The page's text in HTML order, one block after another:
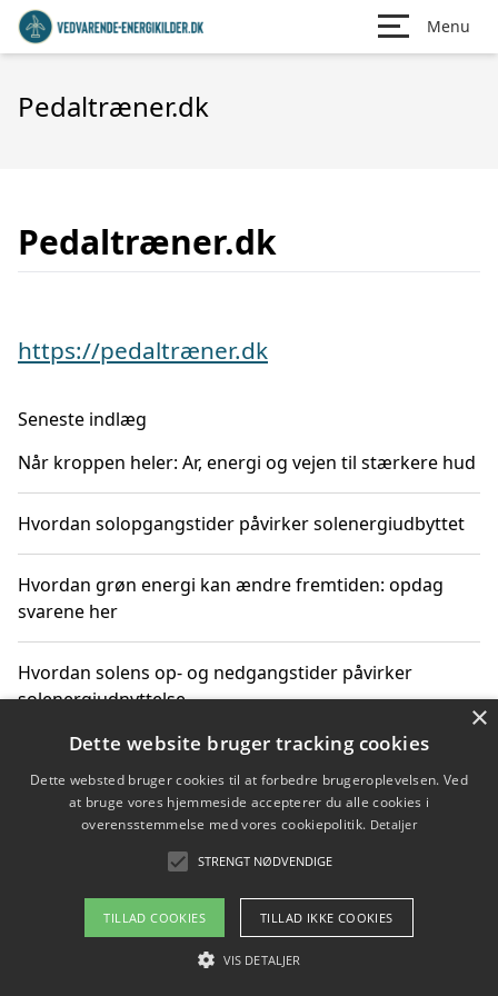
Menu
Pedaltræner.dk
Pedaltræner.dk
https://pedaltræner.dk
Seneste indlæg
Når kroppen heler: Ar, energi og vejen til stærkere hud
Hvordan solopgangstider påvirker solenergiudbyttet
Hvordan grøn energi kan ændre fremtiden: opdag
svarene her
Hvordan solens op- og nedgangstider påvirker
solenergiudnyttelse
Hvordan du får svar på energispørgsmål om
vedvarende energikilder
Om / kontakt
Blog Betingelser
×
Dette website bruger tracking cookies
Dette websted bruger cookies til at forbedre brugeroplevelsen. Ved
at bruge vores hjemmeside accepterer du alle cookies i
overensstemmelse med vores cookiepolitik. Detaljer
STRENGT NØDVENDIGE
TILLAD COOKIES TILLAD IKKE COOKIES
VIS DETALJER